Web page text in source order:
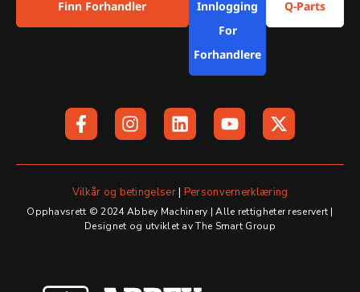
Finn Forhandler
Innlogging
For
Forhandlere
Q-Parts
a
c
b
o
o
k
n
s
a
g
r
a
i
n
e
d
i
n
o
u
u
b
e
-
t
i
t
t
Vilkår og betingelser| Personvernerklæring
Opphavsrett © 2024 Abbey Machinery | Alle rettigheter reservert |
Designet og utviklet av The Smart Group